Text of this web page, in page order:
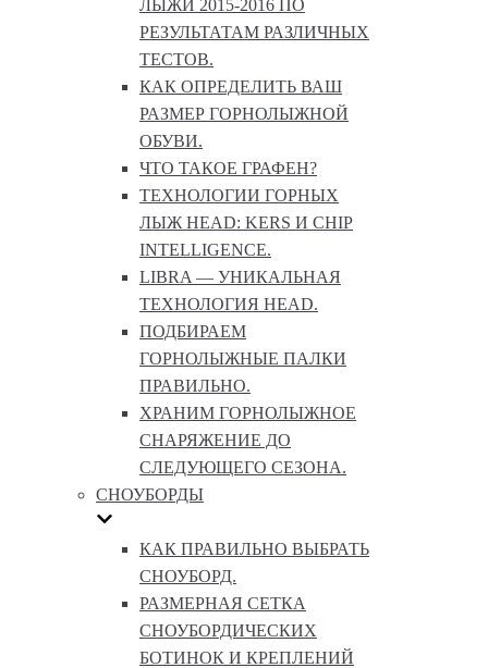
ЛЫЖИ 2015-2016 ПО
РЕЗУЛЬТАТАМ РАЗЛИЧНЫХ
ТЕСТОВ.
КАК ОПРЕДЕЛИТЬ ВАШ
РАЗМЕР ГОРНОЛЫЖНОЙ
ОБУВИ.
ЧТО ТАКОЕ ГРАФЕН?
ТЕХНОЛОГИИ ГОРНЫХ
ЛЫЖ HEAD: KERS И CHIP
INTELLIGENCE.
LIBRA — УНИКАЛЬНАЯ
ТЕХНОЛОГИЯ HEAD.
ПОДБИРАЕМ
ГОРНОЛЫЖНЫЕ ПАЛКИ
ПРАВИЛЬНО.
ХРАНИМ ГОРНОЛЫЖНОЕ
СНАРЯЖЕНИЕ ДО
СЛЕДУЮЩЕГО СЕЗОНА.
СНОУБОРДЫ
КАК ПРАВИЛЬНО ВЫБРАТЬ
СНОУБОРД.
РАЗМЕРНАЯ СЕТКА
СНОУБОРДИЧЕСКИХ
БОТИНОК И КРЕПЛЕНИЙ